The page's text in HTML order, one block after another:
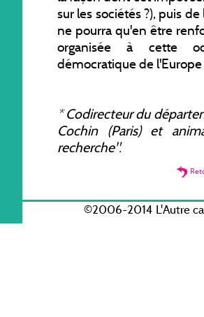
sur les sociétés ?), puis
ne pourra qu'en être
organisée à cette
démocratique de
*Codirecteur du
Cochin (Paris) et
recherche".
©2006-2014 L'Autre